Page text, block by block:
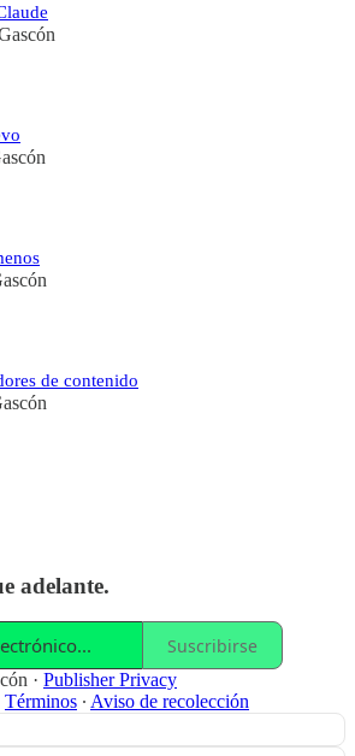
de contenido
adelante.
Suscribirse
· Publisher Privacy
Términos ∙ Aviso de recolección